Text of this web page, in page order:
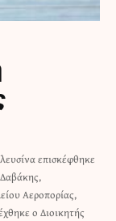
επισκέφθηκε
Αεροπορίας,
ο Διοικητής